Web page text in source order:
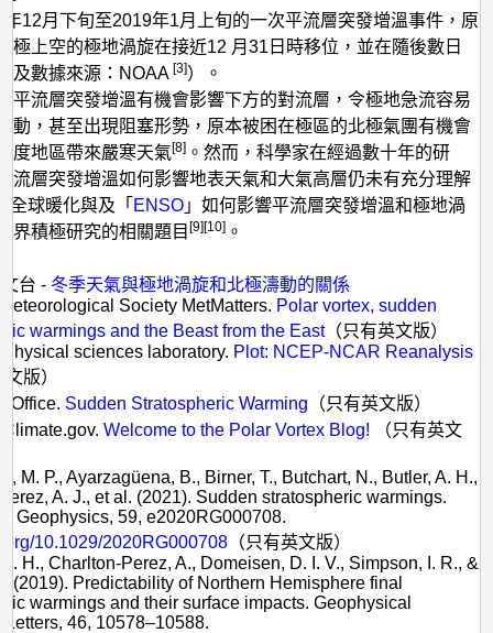
12月下旬至2019年1月上旬的一次平流層突發增溫事件，原
極上空的極地渦旋在接近12 月31日時移位，並在隨後數日
及數據來源：NOAA[3]）。
平流層突發增溫有機會影響下方的對流層，令極地急流容易
動，甚至出現阻塞形勢，原本被困在極區的北極氣團有機會
度地區帶來嚴寒天氣[8] 。然而，科學家在經過數十年的研
流層突發增溫如何影響地表天氣和大氣高層仍未有充分理解
全球暖化與及「 ENSO 」如何影響平流層突發增溫和極地渦
界積極研究的相關題目[9][10] 。
台 - 冬季天氣與極地渦旋和北極濤動的關係
Society MetMatters. Polar vortex, sudden
warmings and the Beast from the East（只有英文版）
sciences laboratory. Plot: NCEP-NCAR Reanalysis
版）
Office. Sudden Stratospheric Warming （只有英文版）
Climate.gov.Welcome to the Polar Vortex Blog! （只有英文
M. P., Ayarzagüena, B., Birner, T., Butchart, N., Butler, A. H.,
A. J., et al. (2021). Sudden stratospheric warmings.
Geophysics, 59, e2020RG000708.
10.1029/2020RG000708 （只有英文版）
H., Charlton-Perez, A., Domeisen, D. I. V., Simpson, I. R., &
(2019). Predictability of Northern Hemisphere final
warmings and their surface impacts. Geophysical
Letters, 46, 10578–10588.